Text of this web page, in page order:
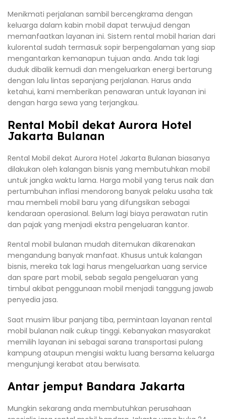
Menikmati perjalanan sambil bercengkrama dengan
keluarga dalam kabin mobil dapat terwujud dengan
memanfaatkan layanan ini. Sistem rental mobil harian dari
kulorental sudah termasuk sopir berpengalaman yang siap
mengantarkan kemanapun tujuan anda. Anda tak lagi
duduk dibalik kemudi dan mengeluarkan energi bertarung
dengan lalu lintas sepanjang perjalanan. Harus anda
ketahui, kami memberikan penawaran untuk layanan ini
dengan harga sewa yang terjangkau.
Rental Mobil dekat Aurora Hotel
Jakarta Bulanan
Rental Mobil dekat Aurora Hotel Jakarta Bulanan biasanya
dilakukan oleh kalangan bisnis yang membutuhkan mobil
untuk jangka waktu lama. Harga mobil yang terus naik dan
pertumbuhan inflasi mendorong banyak pelaku usaha tak
mau membeli mobil baru yang difungsikan sebagai
kendaraan operasional. Belum lagi biaya perawatan rutin
dan pajak yang menjadi ekstra pengeluaran kantor.
Rental mobil bulanan mudah ditemukan dikarenakan
mengandung banyak manfaat. Khusus untuk kalangan
bisnis, mereka tak lagi harus mengeluarkan uang service
dan spare part mobil, sebab segala pengeluaran yang
timbul akibat penggunaan mobil menjadi tanggung jawab
penyedia jasa.
Saat musim libur panjang tiba, permintaan layanan rental
mobil bulanan naik cukup tinggi. Kebanyakan masyarakat
memilih layanan ini sebagai sarana transportasi pulang
kampung ataupun mengisi waktu luang bersama keluarga
mengunjungi kerabat atau berwisata.
Antar jemput Bandara Jakarta
Mungkin sekarang anda membutuhkan perusahaan